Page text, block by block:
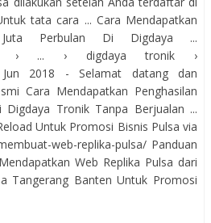
tata cara ... Cara Mendapatkan
Juta Perbulan Di Digdaya ...
› ... › digdaya tronik ›
Jun 2018 - Selamat datang dan
Cara Mendapatkan Penghasilan
Digdaya Tronik Tanpa Berjualan ...
Untuk Promosi Bisnis Pulsa via
web-replika-pulsa/ Panduan
Web Replika Pulsa dari
Tangerang Banten Untuk Promosi